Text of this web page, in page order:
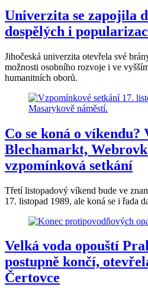
Univerzita se zapojila
dospělých i
Jihočeská univerzita otevřela své
možnosti osobního rozvoje i ve
humanitních oborů.
Co se koná o víkendu?
Blechamarkt,
vzpomínková setkání
Třetí listopadový víkend bude ve
17. listopad 1989, ale koná se i řada
Velká voda opouští
postupně končí,
Čertovce